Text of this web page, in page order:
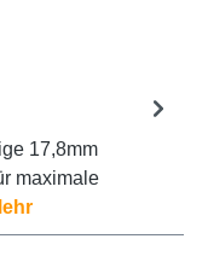
17,8mm
maximale